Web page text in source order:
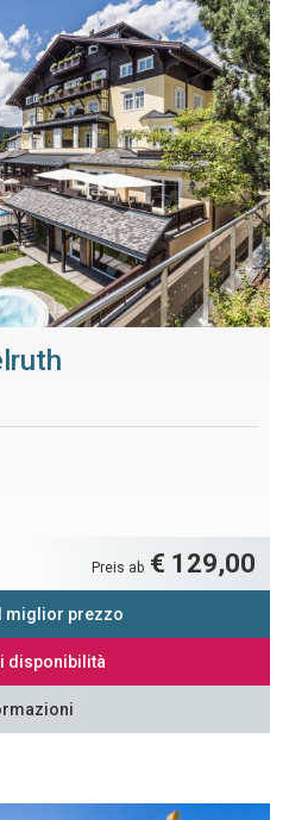
Preis ab € 129,00
miglior prezzo
disponibilità